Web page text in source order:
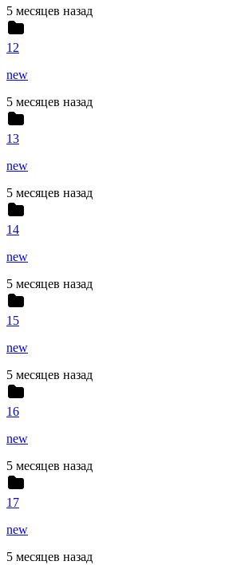
5 месяцев назад
12
new
5 месяцев назад
13
new
5 месяцев назад
14
new
5 месяцев назад
15
new
5 месяцев назад
16
new
5 месяцев назад
17
new
5 месяцев назад